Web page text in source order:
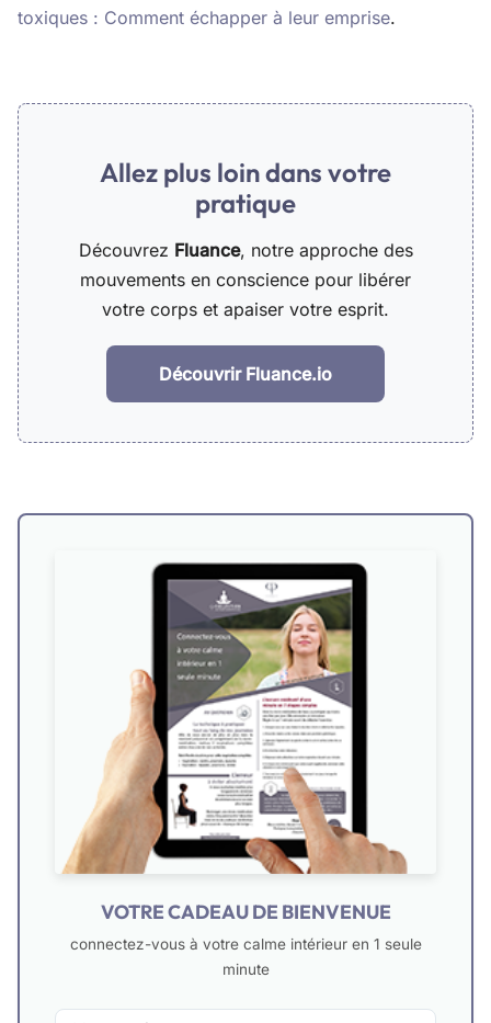
toxiques : Comment échapper à leur emprise.
Allez plus loin dans votre
pratique
Découvrez Fluance, notre approche des
mouvements en conscience pour libérer
votre corps et apaiser votre esprit.
Découvrir Fluance.io
VOTRE CADEAU DE BIENVENUE
connectez-vous à votre calme intérieur en 1 seule
minute